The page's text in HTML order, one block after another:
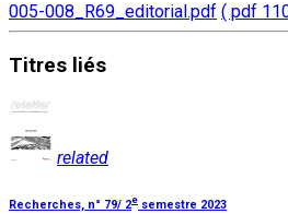
005-008_R69_editorial.pdf ( pdf
Titres liés
related
Recherches, n° 79/ 2e semestre 2023